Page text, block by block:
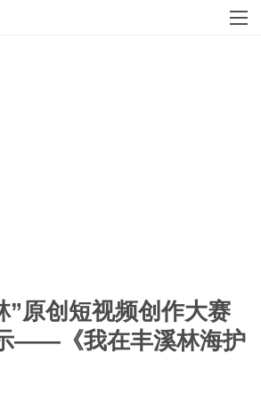
”原创短视频创作大赛
——《我在丰溪林海护